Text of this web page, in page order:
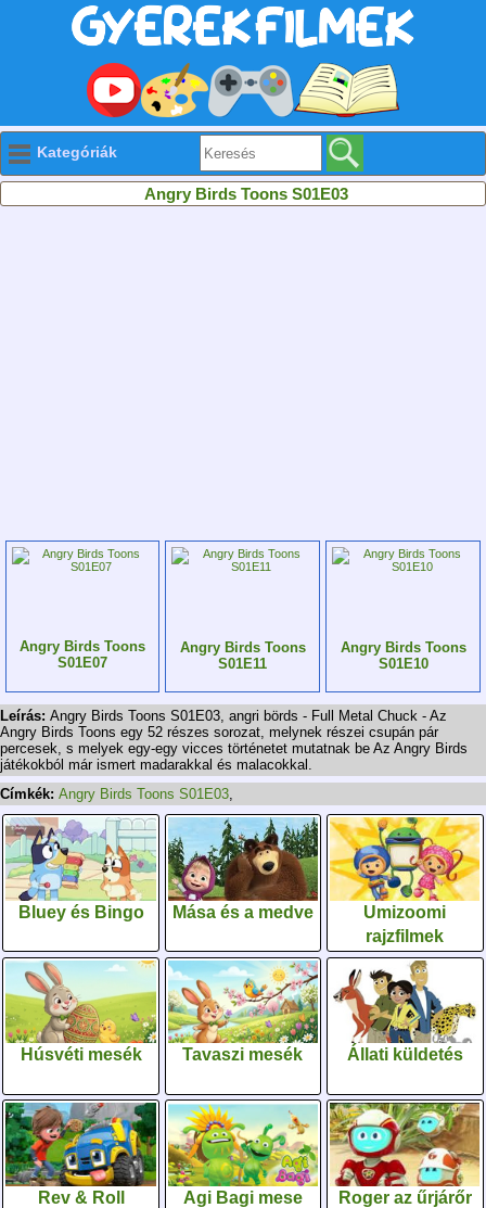
Kategóriák
Angry Birds Toons S01E03
Angry Birds Toons
S01E07
Angry Birds Toons
S01E11
Angry Birds Toons
S01E10
Leírás: Angry Birds Toons S01E03, angri börds - Full Metal Chuck - Az
Angry Birds Toons egy 52 részes sorozat, melynek részei csupán pár
percesek, s melyek egy-egy vicces történetet mutatnak be Az Angry Birds
játékokból már ismert madarakkal és malacokkal.
Címkék: Angry Birds Toons S01E03,
Bluey és Bingo Mása és a medve
Umizoomi
rajzfilmek
Húsvéti mesék Tavaszi mesék Állati küldetés
Rev & Roll
Agi Bagi mese
Roger az űrjárőr